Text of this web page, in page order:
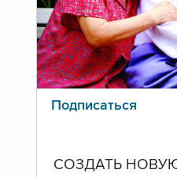
Подписаться
СОЗДАТЬ